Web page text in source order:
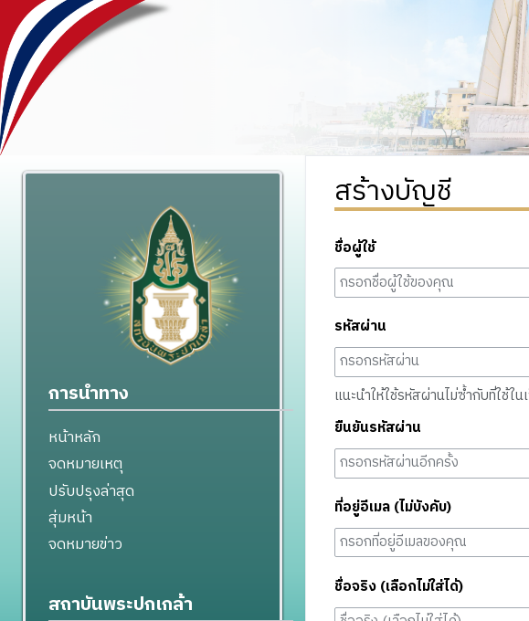
สร้างบัญชี
ชื่อผู้ใช้
รหัสผ่าน
แนะนำให้ใช้รหัสผ่านไม่ซ้ำกับที่ใช้ใ
ยืนยันรหัสผ่าน
ที่อยู่อีเมล (ไม่บังคับ)
ชื่อจริง (เลือกไม่ใส่ได้)
การนำทาง
หน้าหลัก
จดหมายเหตุ
ปรับปรุงล่าสุด
สุ่มหน้า
จดหมายข่าว
สถาบันพระปกเกล้า